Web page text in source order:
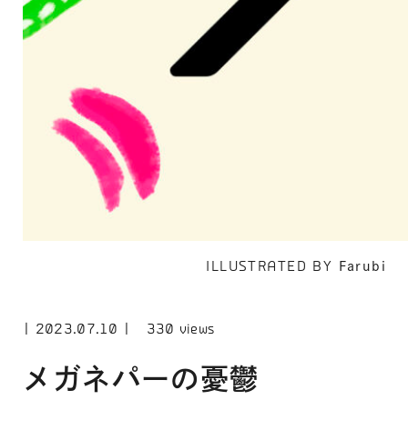
ILLUSTRATED BY Farubi
2023.07.10 330 views
メガネパーの憂鬱